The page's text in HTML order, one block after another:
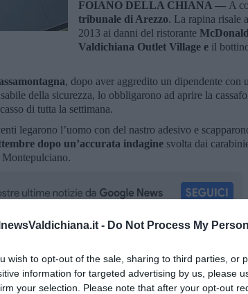
- Do Not Process My
wish to opt-out of the sale, sharing to third parties, or
information for targeted advertising by us, please
your selection. Please note that after your opt-out
FOIANO DELLA CHIANA — A
tribunale di Arezzo. La rapina risale
2013 ai danni del ristorante
Valdichiana Outlet Village e il
, dopo aver aggredito un dipendente con
della sicurezza, lo obbligarono ad aprire la
di tutta la settimana.
legarono l’uomo con del nastro adesivo e
dopo un’accurata indagine svolta dai
Toscana iscriviti alla
nella tua casella di posta.